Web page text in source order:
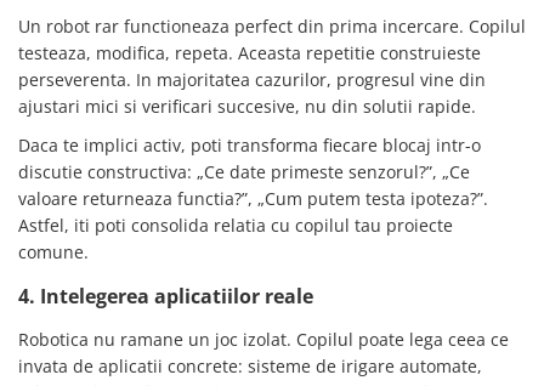
Un robot rar functioneaza perfect din prima incercare. Copilul
testeaza, modifica, repeta. Aceasta repetitie construieste
perseverenta. In majoritatea cazurilor, progresul vine din
ajustari mici si verificari succesive, nu din solutii rapide.
Daca te implici activ, poti transforma fiecare blocaj intr-o
discutie constructiva: „Ce date primeste senzorul?”, „Ce
valoare returneaza functia?”, „Cum putem testa ipoteza?”.
Astfel, iti poti consolida relatia cu copilul tau proiecte
comune.
4. Intelegerea aplicatiilor reale
Robotica nu ramane un joc izolat. Copilul poate lega ceea ce
invata de aplicatii concrete: sisteme de irigare automate,